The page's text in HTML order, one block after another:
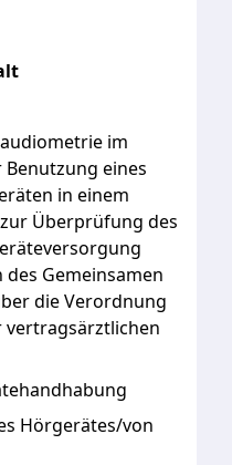
im
eines
in einem
Überprüfung des
Gemeinsamen
die Verordnung
Hörgerätes/von